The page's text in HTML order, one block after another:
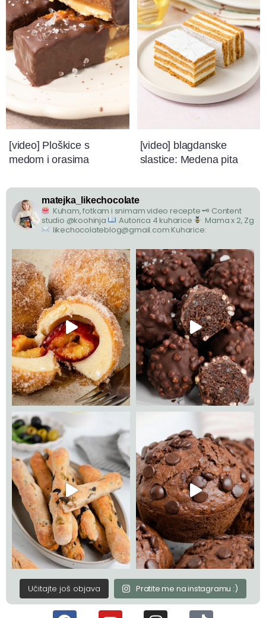
[video] Ploškice s
medom i orasima
[video] blagdanske
slastice: Medena pita
matejka_likechocolate
Kuham, fotkam i snimam video recepte🗝 Content
studio @koohinja
Autorica 4 kuharice
Mama x 2, Zg
likechocolateblog@gmail.com Kuharice:
Učitajte još objava Pratite me na instagramu :)